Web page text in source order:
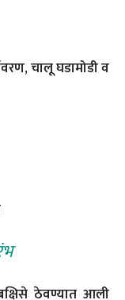
चालू घडामोडी व
ठेवण्यात आली